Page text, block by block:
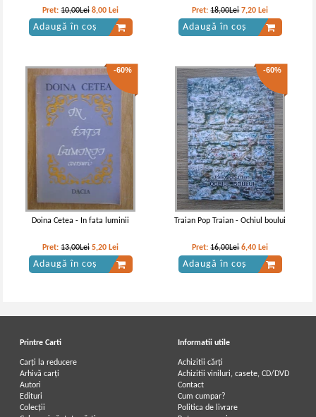
Pret:10,00Lei 8,00 Lei
Adaugă în coș
Pret:18,00Lei 7,20 Lei
Adaugă în coș
-60%
Doina Cetea - In fata luminii
Pret:13,00Lei 5,20 Lei
Adaugă în coș
-60%
Traian Pop Traian - Ochiul boului
Pret:16,00Lei 6,40 Lei
Adaugă în coș
Printre Carti
Carți la reducere
Arhivă carți
Autori
Edituri
Colecții
Informatii utile
Achizitii cărți
Achizitii viniluri, casete, CD/DVD
Contact
Cum cumpar?
Politica de livrare